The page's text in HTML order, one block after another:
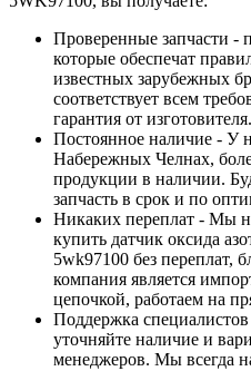
Проверенные запчасти -
которые обеспечат
известных зарубежных
соответствует всем
гарантия от изготовителя.
Постоянное наличие - У
Набережных Челнах,
продукции в наличии.
запчасть в срок и по
Никаких переплат - Мы
купить датчик оксида
5wk97100 без переплат,
компания является
цепочкой, работаем на
Поддержка
уточняйте наличие и
менеджеров. Мы всегда